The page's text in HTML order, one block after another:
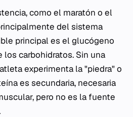
como el maratón o el
del sistema
principal es el glucógeno
los carbohidratos. Sin una
experimenta la "piedra" o
es secundaria, necesaria
pero no es la fuente